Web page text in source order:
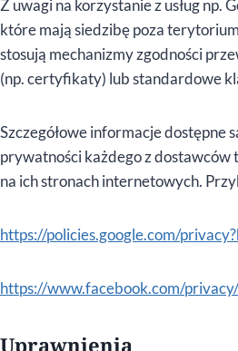
Z uwagi na korzystanie z usług np.
które mają siedzibę poza
stosują mechanizmy zgodności
(np. certyfikaty) lub standardowe
Szczegółowe informacje dostępne
prywatności każdego z dostawców
na ich stronach internetowych.
https://policies.google.com/
https://www.facebook.com/
Uprawnienia